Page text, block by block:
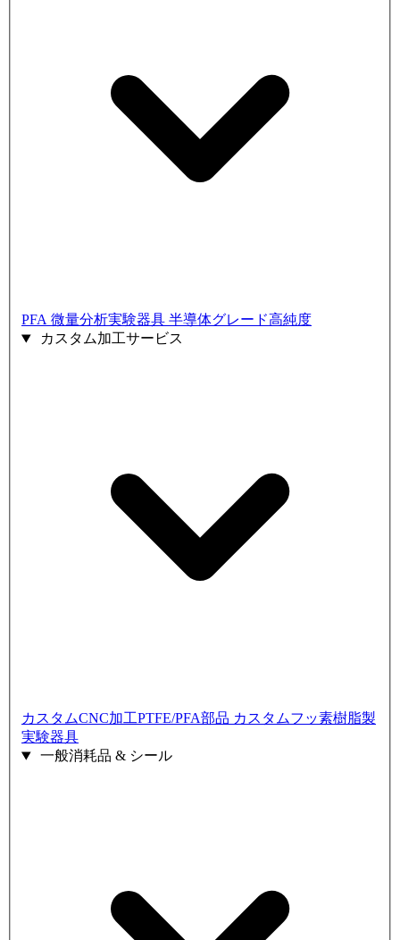
PFA 微量分析実験器具 半導体グレード高純度
カスタム加工サービス
カスタムCNC加工PTFE/PFA部品 カスタムフッ素樹脂製
実験器具
一般消耗品 & シール